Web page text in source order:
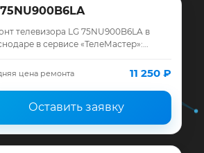
75NU900B6LA
телевизора LG 75NU900B6LA в
в сервисе «ТелеМастер»:
и гарантия до 12 месяцев.
цена ремонта 11 250 ₽
Оставить заявку